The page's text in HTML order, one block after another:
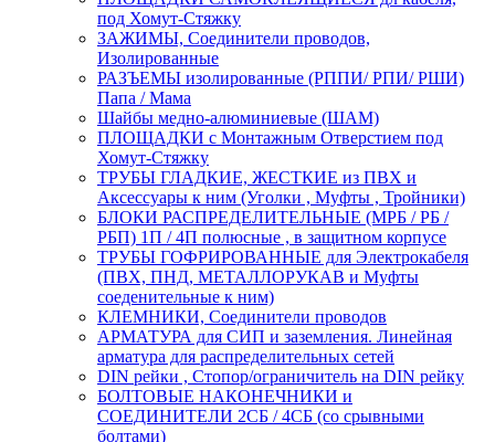
под Хомут-Стяжку
ЗАЖИМЫ, Соединители проводов,
Изолированные
РАЗЪЕМЫ изолированные (РППИ/ РПИ/ РШИ)
Папа / Мама
Шайбы медно-алюминиевые (ШАМ)
ПЛОЩАДКИ с Монтажным Отверстием под
Хомут-Стяжку
ТРУБЫ ГЛАДКИЕ, ЖЕСТКИЕ из ПВХ и
Аксессуары к ним (Уголки , Муфты , Тройники)
БЛОКИ РАСПРЕДЕЛИТЕЛЬНЫЕ (МРБ / РБ /
РБП) 1П / 4П полюсные , в защитном корпусе
ТРУБЫ ГОФРИРОВАННЫЕ для Электрокабеля
(ПВХ, ПНД, МЕТАЛЛОРУКАВ и Муфты
соеденительные к ним)
КЛЕМНИКИ, Соединители проводов
АРМАТУРА для СИП и заземления. Линейная
арматура для распределительных сетей
DIN рейки , Стопор/ограничитель на DIN рейку
БОЛТОВЫЕ НАКОНЕЧНИКИ и
СОЕДИНИТЕЛИ 2СБ / 4СБ (со срывными
болтами)